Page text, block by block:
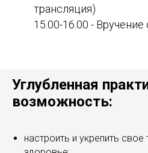
трансляция)
15.00-16.00 -
Углубленная
возможность:
настроить и укрепить свое